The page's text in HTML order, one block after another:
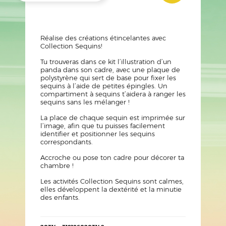
Texte
Réalise des créations étincelantes avec
Collection Sequins!
Tu trouveras dans ce kit l’illustration d’un
panda dans son cadre, avec une plaque de
polystyrène qui sert de base pour fixer les
sequins à l’aide de petites épingles. Un
compartiment à sequins t’aidera à ranger les
sequins sans les mélanger !
La place de chaque sequin est imprimée sur
l’image, afin que tu puisses facilement
identifier et positionner les sequins
correspondants.
Accroche ou pose ton cadre pour décorer ta
chambre !
Les activités Collection Sequins sont calmes,
elles développent la dextérité et la minutie
des enfants.